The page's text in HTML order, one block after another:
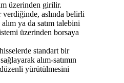
üzerinden girilir.
verdiğinde, aslında belirli
ya da satım talebini
üzerinden borsaya
standart bir
alım-satımın
yürütülmesini